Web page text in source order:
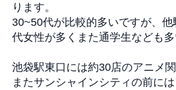
ります。
30~50代が比較的多いですが、他
代女性が多くまた通学生なども多
池袋駅東口には約30店のアニメ
またサンシャインシティの前に